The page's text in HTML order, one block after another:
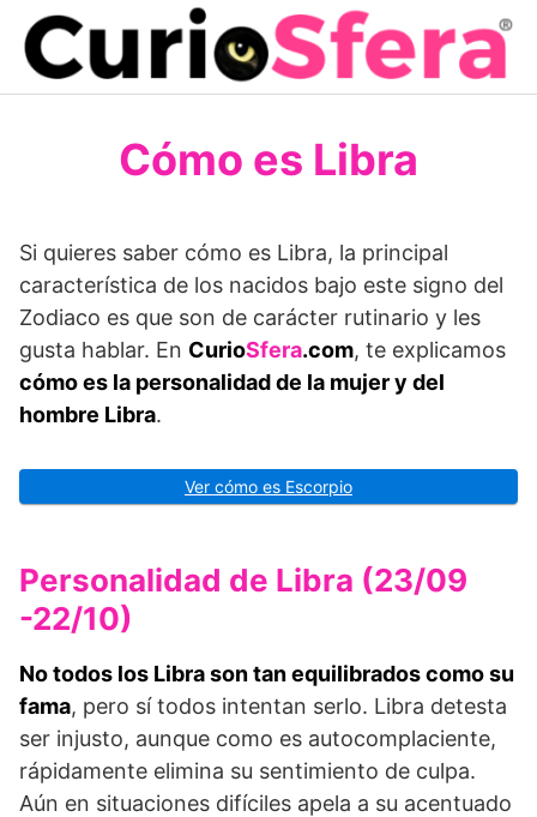
Saltar
contenido
Cómo es Libra
Si quieres saber cómo es Libra, la principal
característica de los nacidos bajo este signo del
Zodiaco es que son de carácter rutinario y les
gusta hablar. En CurioSfera.com, te explicamos
cómo es la personalidad de la mujer y del
hombre Libra.
Ver cómo es Escorpio
Personalidad de Libra (23/09
-22/10)
No todos los Libra son tan equilibrados como su
fama, pero sí todos intentan serlo. Libra detesta
ser injusto, aunque como es autocomplaciente,
rápidamente elimina su sentimiento de culpa.
Aún en situaciones difíciles apela a su acentuado